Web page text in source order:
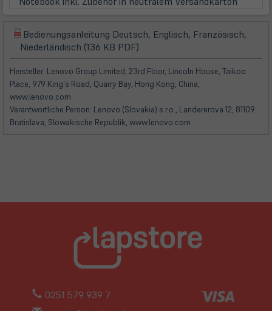
(öffnet
in
neuem
Tab)
Bedienungsanleitung Deutsch, Englisch, Französisch,
Niederländisch (136 KB PDF)
in
neuem
Tab)
Hersteller: Lenovo Group Limited, 23rd Floor, Lincoln House, Taikoo
Place, 979 King's Road, Quarry Bay, Hong Kong, China,
www.lenovo.com
Verantwortliche Person: Lenovo (Slovakia) s.r.o., Landererova 12, 81109
Bratislava, Slowakische Republik, www.lenovo.com
0251 579 939 7